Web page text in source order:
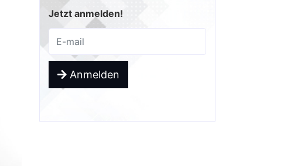
Jetzt anmelden!
Anmelden